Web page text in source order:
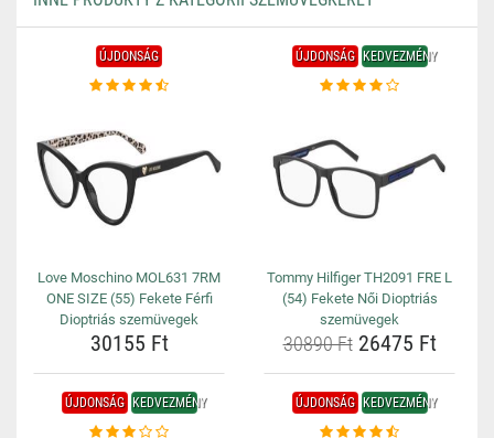
ÚJDONSÁG
Love Moschino MOL631 7RM
ONE SIZE (55) Fekete Férfi
Dioptriás szemüvegek
30155 Ft
ÚJDONSÁG KEDVEZMÉNY
Tommy Hilfiger TH2091 FRE L
(54) Fekete Női Dioptriás
szemüvegek
30890 Ft26475 Ft
ÚJDONSÁG KEDVEZMÉNY ÚJDONSÁG KEDVEZMÉNY